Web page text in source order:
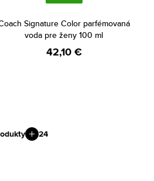
Signature Color parfémovaná
voda pre ženy 100 ml
42,10 €
24